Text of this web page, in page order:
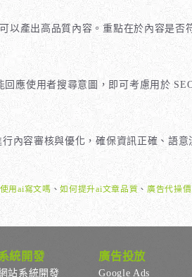
產出高品質內容。重點在於內容是否
應使用者搜尋意圖，即可考慮用於
內容審核與優化，確保資訊正確、語意
用ai寫文嗎 、如何提升ai文章品質 、 廣告代操
統開發
站系統開發
廣告投放
Google Ads